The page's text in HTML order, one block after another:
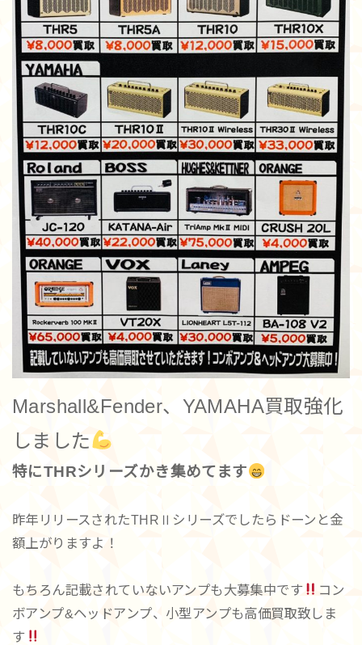
Marshall&Fender、YAMAHA買取強化
しました
特にTHRシリーズかき集めてます
昨年リリースされたTHRⅡシリーズでしたらドーンと金
額上がりますよ！
もちろん記載されていないアンプも大募集中です
コン
ボアンプ&ヘッドアンプ、小型アンプも高価買取致しま
す